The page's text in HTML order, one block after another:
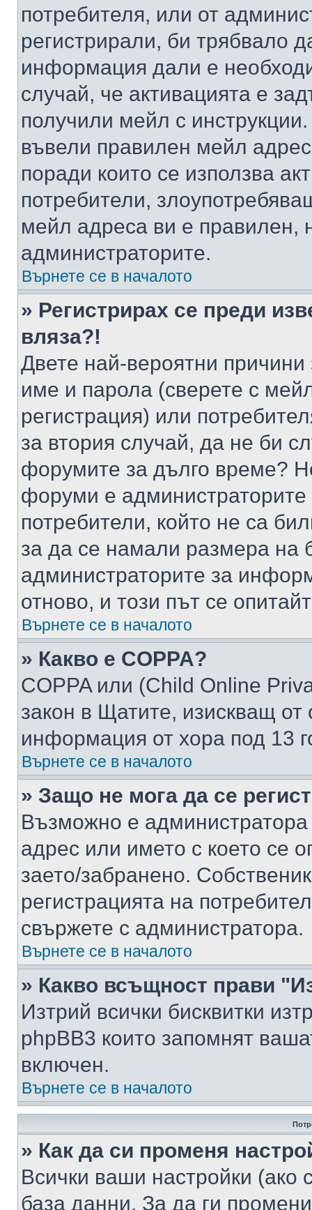
потребителя, или от
регистрирали, би трябвало
информация дали е
случай, че активацията е
получили мейл с
въвели правилен мейл
поради които се използва
потребители,
мейл адреса ви е правилен,
администраторите.
Върнете се в началото
» Регистрирах се преди
вляза?!
Двете най-вероятни
име и парола (сверете с
регистрация) или
за втория случай, да не би
форумите за дълго време?
форуми е администраторите
потребители, който не са
за да се намали размера на
администраторите за
отново, и този път се
Върнете се в началото
» Какво е COPPA?
COPPA или (Child Online
закон в Щатите, изискващ от
информация от хора под 13
Върнете се в началото
» Защо не мога да се
Възможно е
адрес или името с което се
заето/забранено.
регистрацията на
свържете с администратора.
Върнете се в началото
» Какво всъщност прави
Изтрий всички бисквитки
phpBB3 които запомнят
включен.
Върнете се в началото
» Как да си променя
Всички ваши настройки (ако
база данни. За да ги